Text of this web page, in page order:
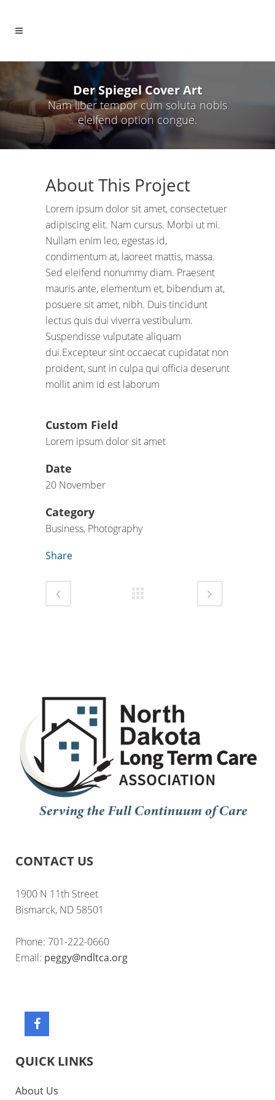
Der Spiegel Cover Art
Nam liber tempor cum soluta nobis
eleifend option congue.
About This Project
Lorem ipsum dolor sit amet, consectetuer
adipiscing elit. Nam cursus. Morbi ut mi.
Nullam enim leo, egestas id,
condimentum at, laoreet mattis, massa.
Sed eleifend nonummy diam. Praesent
mauris ante, elementum et, bibendum at,
posuere sit amet, nibh. Duis tincidunt
lectus quis dui viverra vestibulum.
Suspendisse vulputate aliquam
dui.Excepteur sint occaecat cupidatat non
proident, sunt in culpa qui officia deserunt
mollit anim id est laborum
Custom Field
Lorem ipsum dolor sit amet
Date
20 November
Category
Business, Photography
Share
CONTACT US
1900 N 11th Street
Bismarck, ND 58501
Phone: 701-222-0660
Email: peggy@ndltca.org
QUICK LINKS
About Us